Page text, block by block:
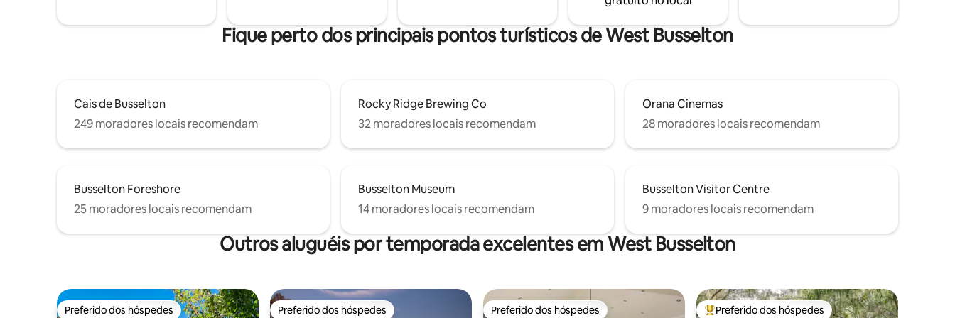
DEFINITIVAMENTE SEM SAÍDAS
Fique perto dos principais pontos turísticos de West Busselton
Cais de Busselton
249 moradores locais recomendam
Rocky Ridge Brewing Co
32 moradores locais recomendam
Orana Cinemas
28 moradores locais recomendam
Busselton Foreshore
25 moradores locais recomendam
Busselton Museum
14 moradores locais recomendam
Busselton Visitor Centre
9 moradores locais recomendam
Outros aluguéis por temporada excelentes em West Busselton
Preferido dos hóspedes Preferido dos hóspedes Preferido dos hóspedes Preferido dos hóspedes